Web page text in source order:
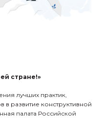
стране!»
лучших практик,
в развитие конструктивной
палата Российской